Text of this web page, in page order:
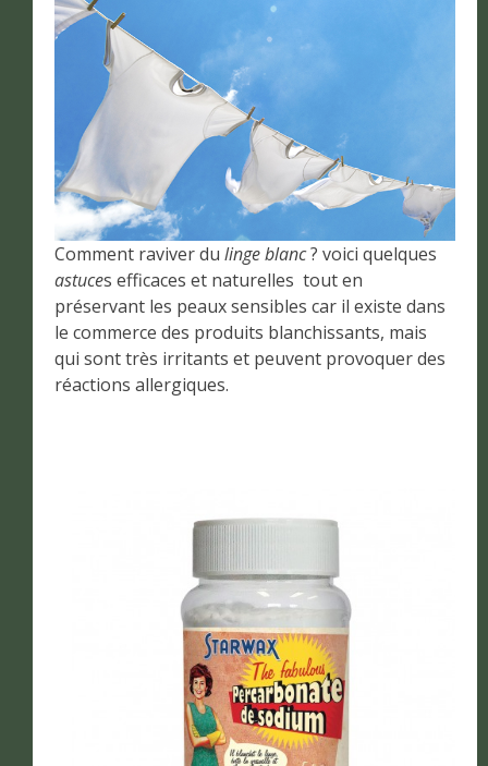
Comment raviver du linge blanc? voici quelques
astuces efficaces et naturelles tout en
préservant les peaux sensibles car il existe dans
le commerce des produits blanchissants, mais
qui sont très irritants et peuvent provoquer des
réactions allergiques.